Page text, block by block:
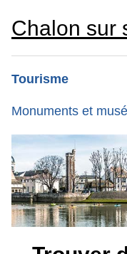
Chalon sur
Tourisme
Monuments et